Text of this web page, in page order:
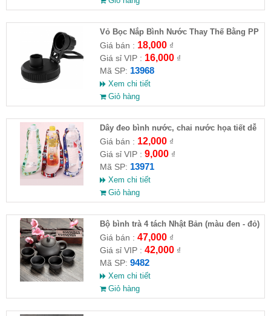
Vỏ Bọc Nắp Bình Nước Thay Thế Bằng PP
Cho Xe Hơi
Giá bán : 18,000₫
Giá sỉ VIP : 16,000₫
Mã SP: 13968
Xem chi tiết
Giỏ hàng
Dây đeo bình nước, chai nước họa tiết dễ
thương
Giá bán : 12,000₫
Giá sỉ VIP : 9,000₫
Mã SP: 13971
Xem chi tiết
Giỏ hàng
Bộ bình trà 4 tách Nhật Bản (màu đen - đỏ)
Giá bán : 47,000₫
Giá sỉ VIP : 42,000₫
Mã SP: 9482
Xem chi tiết
Giỏ hàng